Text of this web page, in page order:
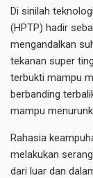
Di sinilah
(HPTP) hadir
mengandalkan
tekanan super
terbukti mampu
berbanding
mampu
Rahasia
melakukan
dari luar dan